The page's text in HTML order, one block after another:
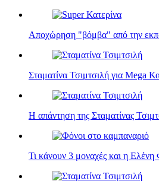
Αποχώρηση "βόμβα" από την
Σταματίνα Τσιμτσιλή για
Η απάντηση της Σταματίνας
Τι κάνουν 3 μοναχές και η